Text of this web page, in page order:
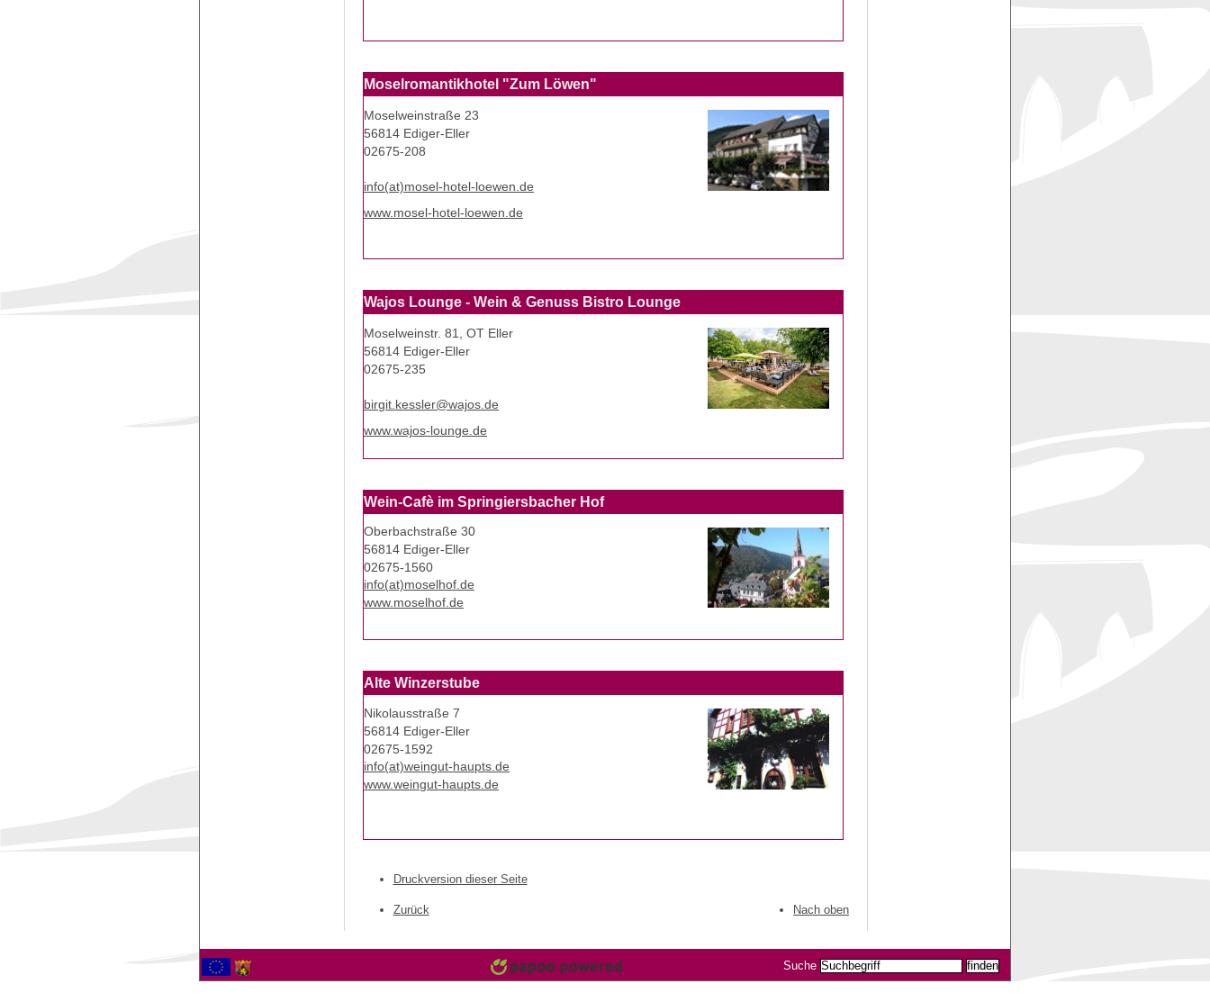
Moselromantikhotel "Zum Löwen"
Moselweinstraße 23
56814 Ediger-Eller
02675-208
info(at)mosel-hotel-loewen.de
www.mosel-hotel-loewen.de
Wajos Lounge - Wein & Genuss Bistro Lounge
Moselweinstr. 81, OT Eller
56814 Ediger-Eller
02675-235
birgit.kessler@wajos.de
www.wajos-lounge.de
Wein-Cafè im Springiersbacher Hof
Oberbachstraße 30
56814 Ediger-Eller
02675-1560
info(at)moselhof.de
www.moselhof.de
Alte Winzerstube
Nikolausstraße 7
56814 Ediger-Eller
02675-1592
info(at)weingut-haupts.de
www.weingut-haupts.de
Druckversion dieser Seite
Zurück Nach oben
Suche